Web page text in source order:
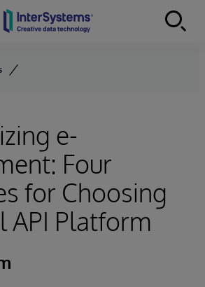
e-
Four
for Choosing
API Platform